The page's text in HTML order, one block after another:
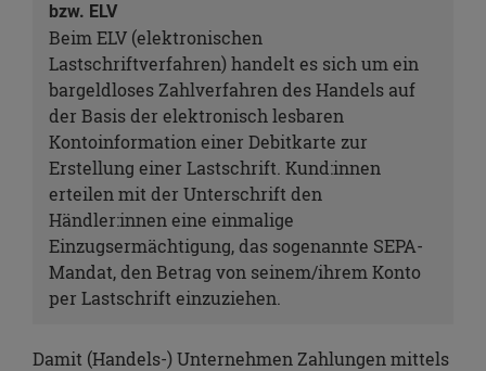
bzw. ELV
Beim ELV (elektronischen
Lastschriftverfahren) handelt es sich um ein
bargeldloses Zahlverfahren des Handels auf
der Basis der elektronisch lesbaren
Kontoinformation einer Debitkarte zur
Erstellung einer Lastschrift. Kund:innen
erteilen mit der Unterschrift den
Händler:innen eine einmalige
Einzugsermächtigung, das sogenannte SEPA-
Mandat, den Betrag von seinem/ihrem Konto
per Lastschrift einzuziehen.
Damit (Handels-) Unternehmen Zahlungen mittels